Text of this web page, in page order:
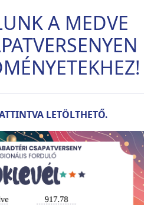
A MEDVE
LETÖLTHETŐ.